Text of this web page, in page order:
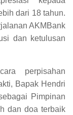
dari 18 tahun.
AKMBank
dan ketulusan
perpisahan
Bapak Hendri
Pimpinan
dan doa terbaik